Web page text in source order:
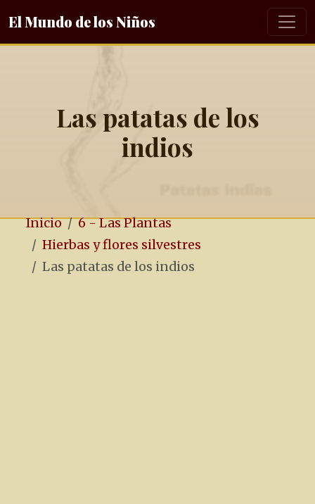
El Mundo de los Niños
Las patatas de los
indios
Inicio
6 - Las Plantas
Hierbas y flores silvestres
Las patatas de los indios